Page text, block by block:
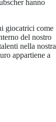
hanno
giocatrici come
del nostro
nella nostra
appartiene a